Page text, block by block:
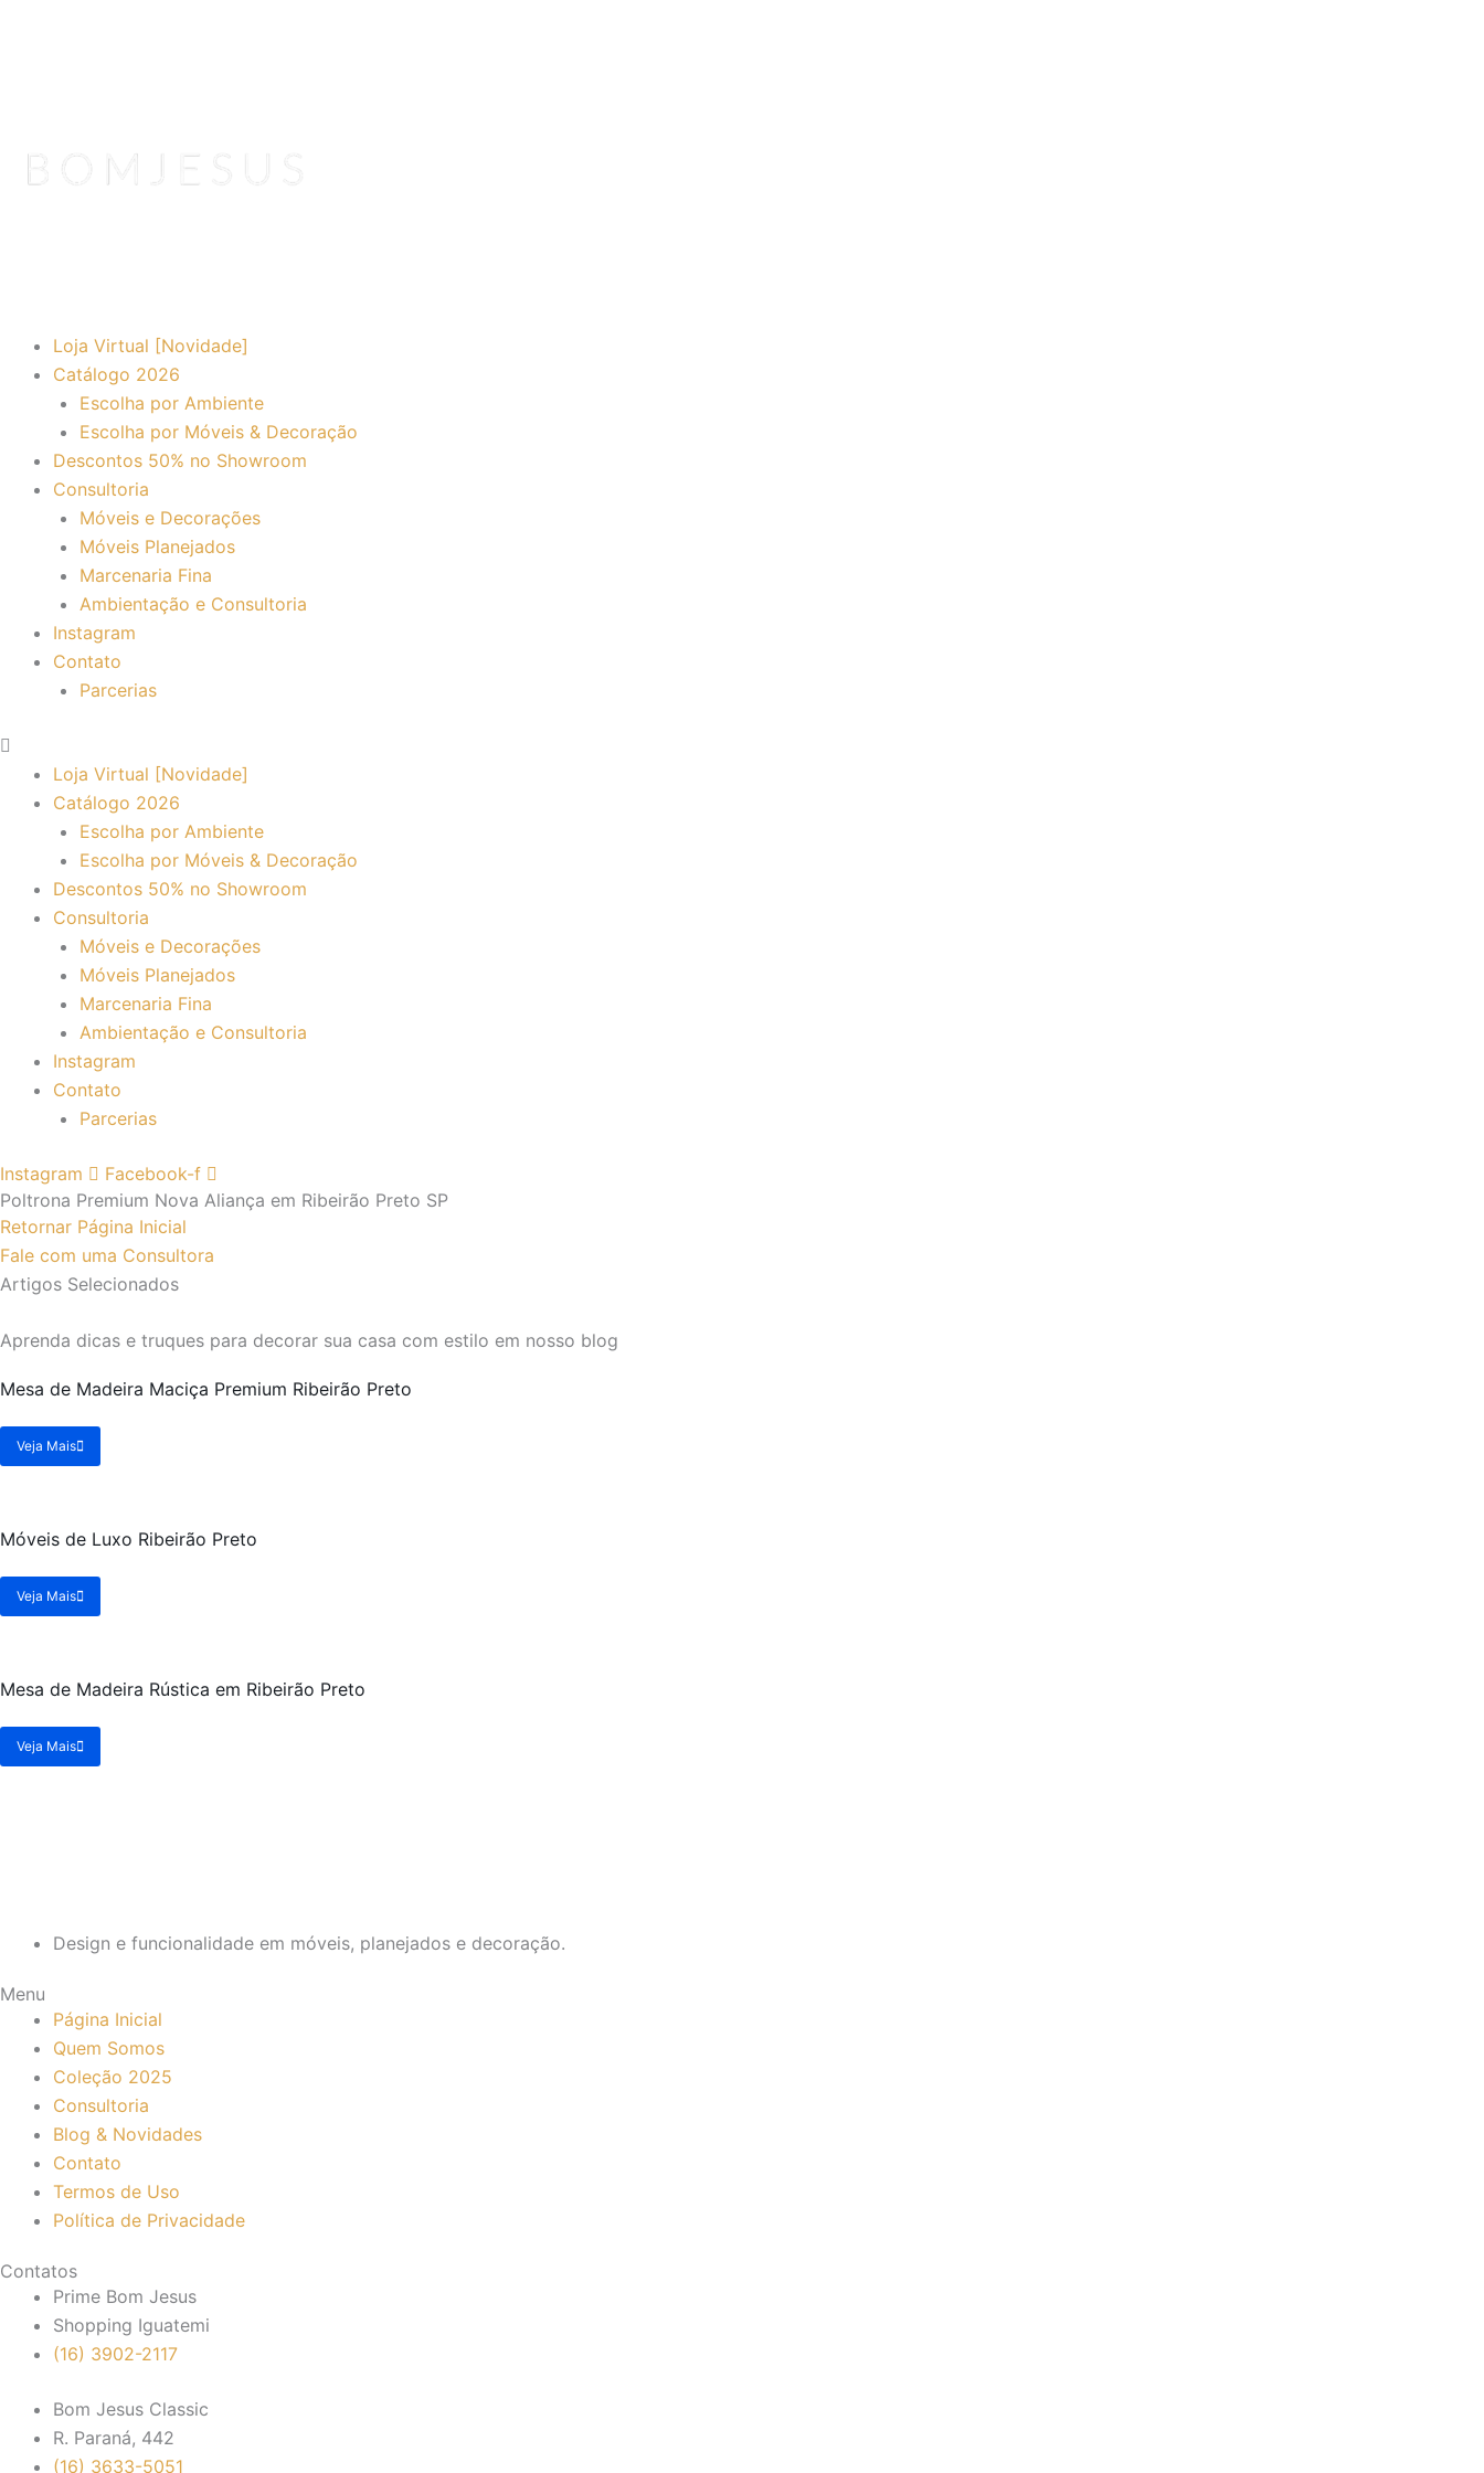
Loja Virtual [Novidade]
Catálogo 2026
Escolha por Ambiente
Escolha por Móveis & Decoração
Descontos 50% no Showroom
Consultoria
Móveis e Decorações
Móveis Planejados
Marcenaria Fina
Ambientação e Consultoria
Instagram
Contato
Parcerias
Loja Virtual [Novidade]
Catálogo 2026
Escolha por Ambiente
Escolha por Móveis & Decoração
Descontos 50% no Showroom
Consultoria
Móveis e Decorações
Móveis Planejados
Marcenaria Fina
Ambientação e Consultoria
Instagram
Contato
Parcerias
Instagram
Facebook-f
Poltrona Premium Nova Aliança em Ribeirão Preto SP
Retornar Página Inicial
Fale com uma Consultora
Artigos Selecionados
Aprenda dicas e truques para decorar sua casa com estilo em nosso blog
Mesa de Madeira Maciça Premium Ribeirão Preto
Veja Mais
Móveis de Luxo Ribeirão Preto
Veja Mais
Mesa de Madeira Rústica em Ribeirão Preto
Veja Mais
Design e funcionalidade em móveis, planejados e decoração.
Menu
Página Inicial
Quem Somos
Coleção 2025
Consultoria
Blog & Novidades
Contato
Termos de Uso
Política de Privacidade
Contatos
Prime Bom Jesus
Shopping Iguatemi
(16) 3902-2117
Bom Jesus Classic
R. Paraná, 442
(16) 3633-5051